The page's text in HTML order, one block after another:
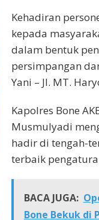
Kehadiran
kepada
dalam bentuk
persimpangan
Yani – Jl. MT.
Kapolres Bone
Musmulyadi
hadir di tengah-
terbaik
BACA JUGA:
Bone Bekuk di